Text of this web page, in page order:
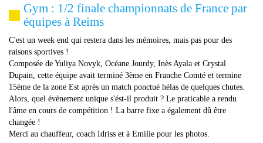
Gym : 1/2 finale championnats de France par
équipes à Reims
C'est un week end qui restera dans les mémoires, mais pas pour des
raisons sportives !
Composée de Yuliya Novyk, Océane Jourdy, Inès Ayala et Crystal
Dupain, cette équipe avait terminé 3ème en Franche Comté et termine
15ème de la zone Est après un match ponctué hélas de quelques chutes.
Alors, quel évènement unique s'ést-il produit ? Le praticable a rendu
l'âme en cours de compétition ! La barre fixe a également dû être
changée !
Merci au chauffeur, coach Idriss et à Emilie pour les photos.